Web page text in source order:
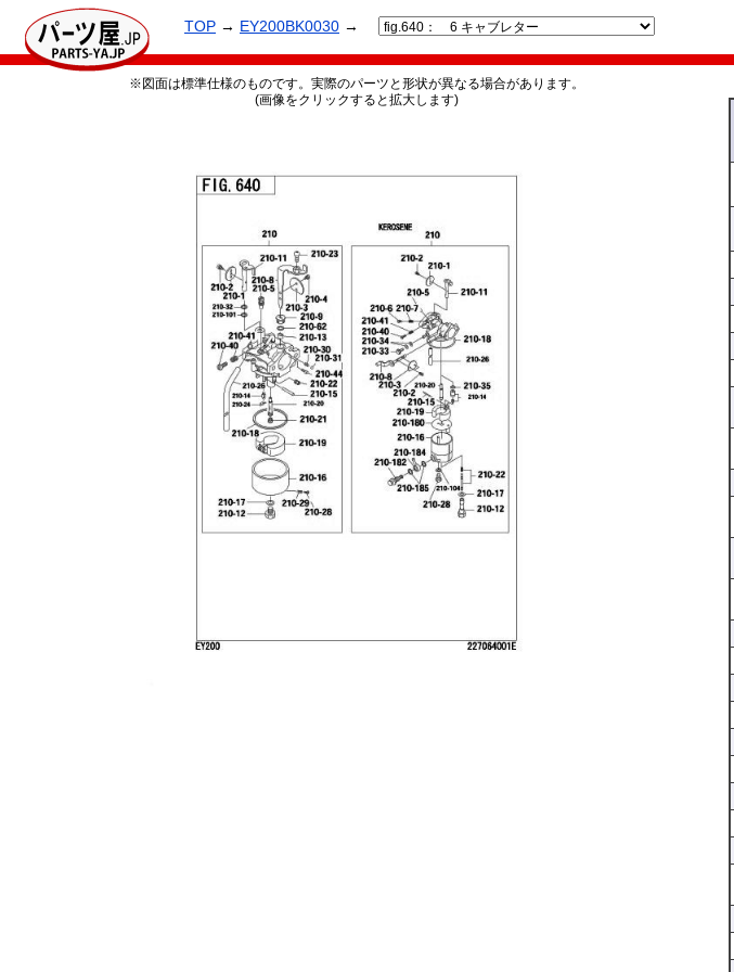
TOP → EY200BK0030 →
※図面は標準仕様のものです。実際のパーツと形状が異なる場合があります。
(画像をクリックすると拡大します)